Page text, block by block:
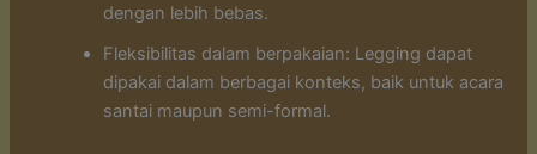
dengan lebih bebas.
Fleksibilitas dalam berpakaian: Legging dapat
dipakai dalam berbagai konteks, baik untuk acara
santai maupun semi-formal.